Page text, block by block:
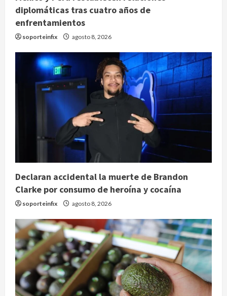
diplomáticas tras cuatro años de
enfrentamientos
soporteinfix agosto 8, 2026
Declaran accidental la muerte de Brandon
Clarke por consumo de heroína y cocaína
soporteinfix agosto 8, 2026